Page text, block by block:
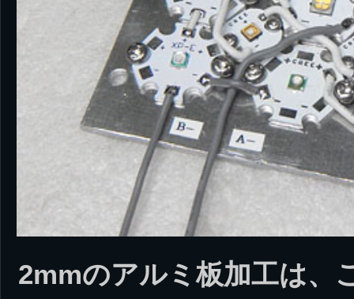
2mmのアルミ板加工は、